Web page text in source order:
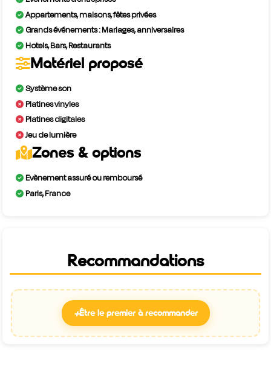
Appartements, maisons, fêtes privées
Grands événements : Mariages, anniversaires
Hotels, Bars, Restaurants
Matériel proposé
Système son
Platines vinyles
Platines digitales
Jeu de lumière
Zones & options
Evènement assuré ou remboursé
Paris, France
Recommandations
+Être le premier à recommander